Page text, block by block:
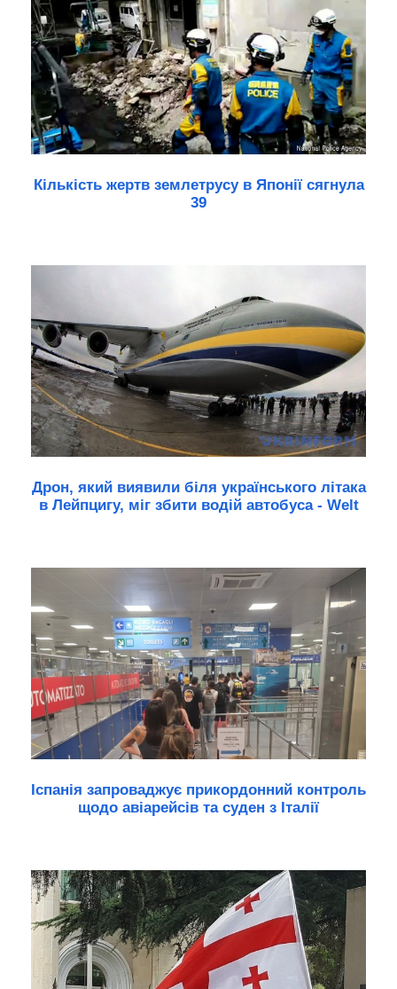
Кількість жертв землетрусу в Японії сягнула
39
Дрон, який виявили біля українського літака
в Лейпцигу, міг збити водій автобуса - Welt
Іспанія запроваджує прикордонний контроль
щодо авіарейсів та суден з Італії